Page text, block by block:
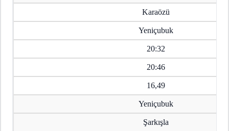
Karaözü
Yeniçubuk
20:32
20:46
16,49
Yeniçubuk
Şarkışla